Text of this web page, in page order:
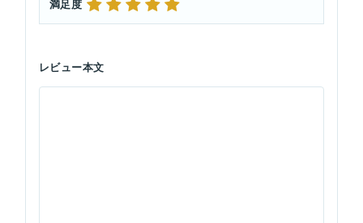
満足度
レビュー本文